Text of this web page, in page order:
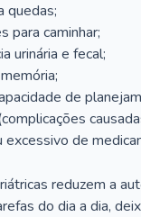
quedas;
para caminhar;
urinária e fecal;
de
excessivo de
reduzem a
do dia a dia,